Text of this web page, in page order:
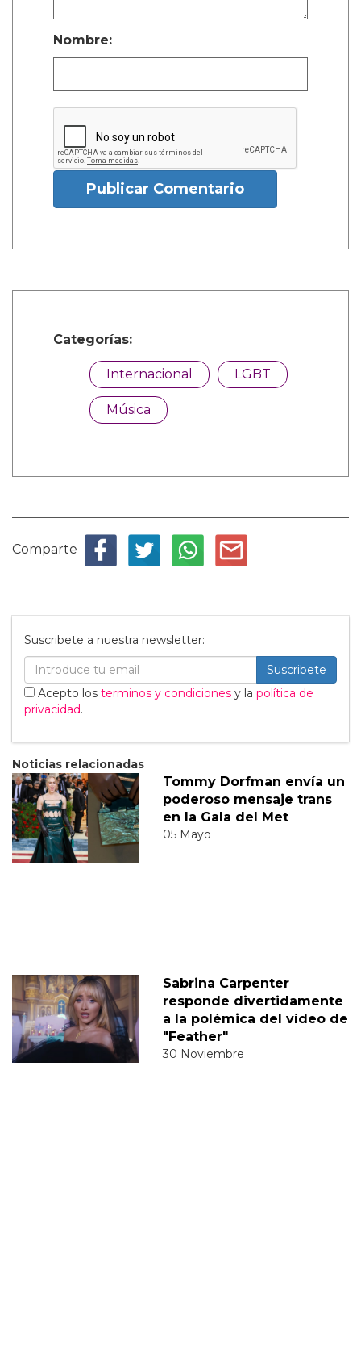
Nombre:
Publicar Comentario
Categorías:
Internacional LGBT
Música
Comparte
Suscribete a nuestra newsletter:
Suscribete
Acepto los terminos y condiciones y la política de
privacidad.
Noticias relacionadas
Tommy Dorfman envía un
poderoso mensaje trans
en la Gala del Met
05 Mayo
Sabrina Carpenter
responde divertidamente
a la polémica del vídeo de
"Feather"
30 Noviembre